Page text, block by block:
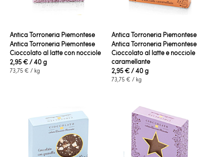
Antica Torroneria Piemontese
Antica Torroneria Piemontese
Cioccolato al latte con nocciole
2,95 €/ 40 g
73,75 € / kg
Antica Torroneria Piemontese
Antica Torroneria Piemontese
Cioccolato al latte e nocciole
caramellante
2,95 €/ 40 g
73,75 € / kg